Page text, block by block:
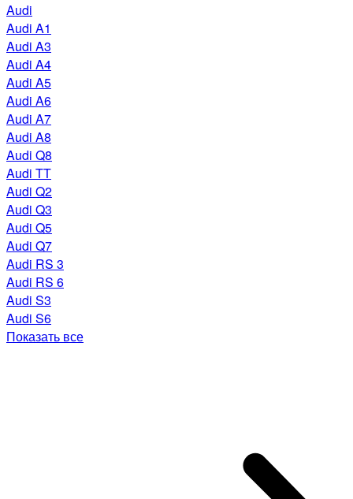
Audi
Audi A1
Audi A3
Audi A4
Audi A5
Audi A6
Audi A7
Audi A8
Audi Q8
Audi TT
Audi Q2
Audi Q3
Audi Q5
Audi Q7
Audi RS 3
Audi RS 6
Audi S3
Audi S6
Показать все